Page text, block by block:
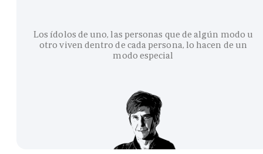
Los ídolos de uno, las personas que de algún modo u
otro viven dentro de cada persona, lo hacen de un
modo especial